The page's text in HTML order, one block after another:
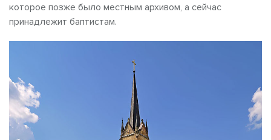
которое позже было местным архивом, а сейчас
принадлежит баптистам.